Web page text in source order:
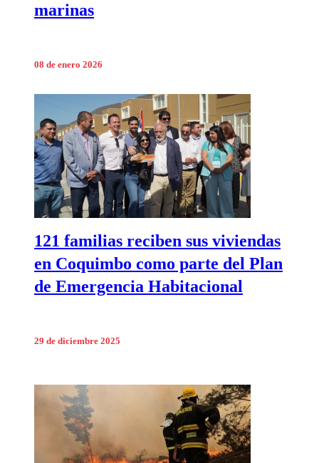
marinas
08 de enero 2026
121 familias reciben sus viviendas
en Coquimbo como parte del Plan
de Emergencia Habitacional
29 de diciembre 2025